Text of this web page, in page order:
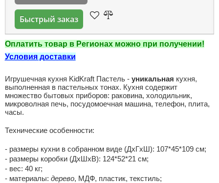
Быстрый заказ
Оплатить товар в Регионах можно при получении!
Условия доставки
Игрушечная кухня KidKraft Пастель - уникальная кухня,
выполненная в пастельных тонах. Кухня содержит
множество бытовых приборов: раковина, холодильник,
микроволная печь, посудомоечная машина, телефон, плита,
часы.
Технические особенности:
- размеры кухни в собранном виде (ДхГхШ): 107*45*109 см;
- размеры коробки (ДхШхВ): 124*52*21 см;
- вес: 40 кг;
- материалы: дерево, МДФ, пластик, текстиль;